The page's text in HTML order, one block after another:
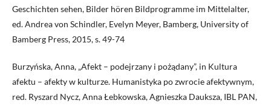
Geschichten sehen, Bilder hören Bildprogramme im Mittelalter,
ed. Andrea von Schindler, Evelyn Meyer, Bamberg, University of
Bamberg Press, 2015, s. 49-74
Burzyńska, Anna, „Afekt – podejrzany i pożądany”, in Kultura
afektu – afekty w kulturze. Humanistyka po zwrocie afektywnym,
red. Ryszard Nycz, Anna Łebkowska, Agnieszka Dauksza, IBL PAN,